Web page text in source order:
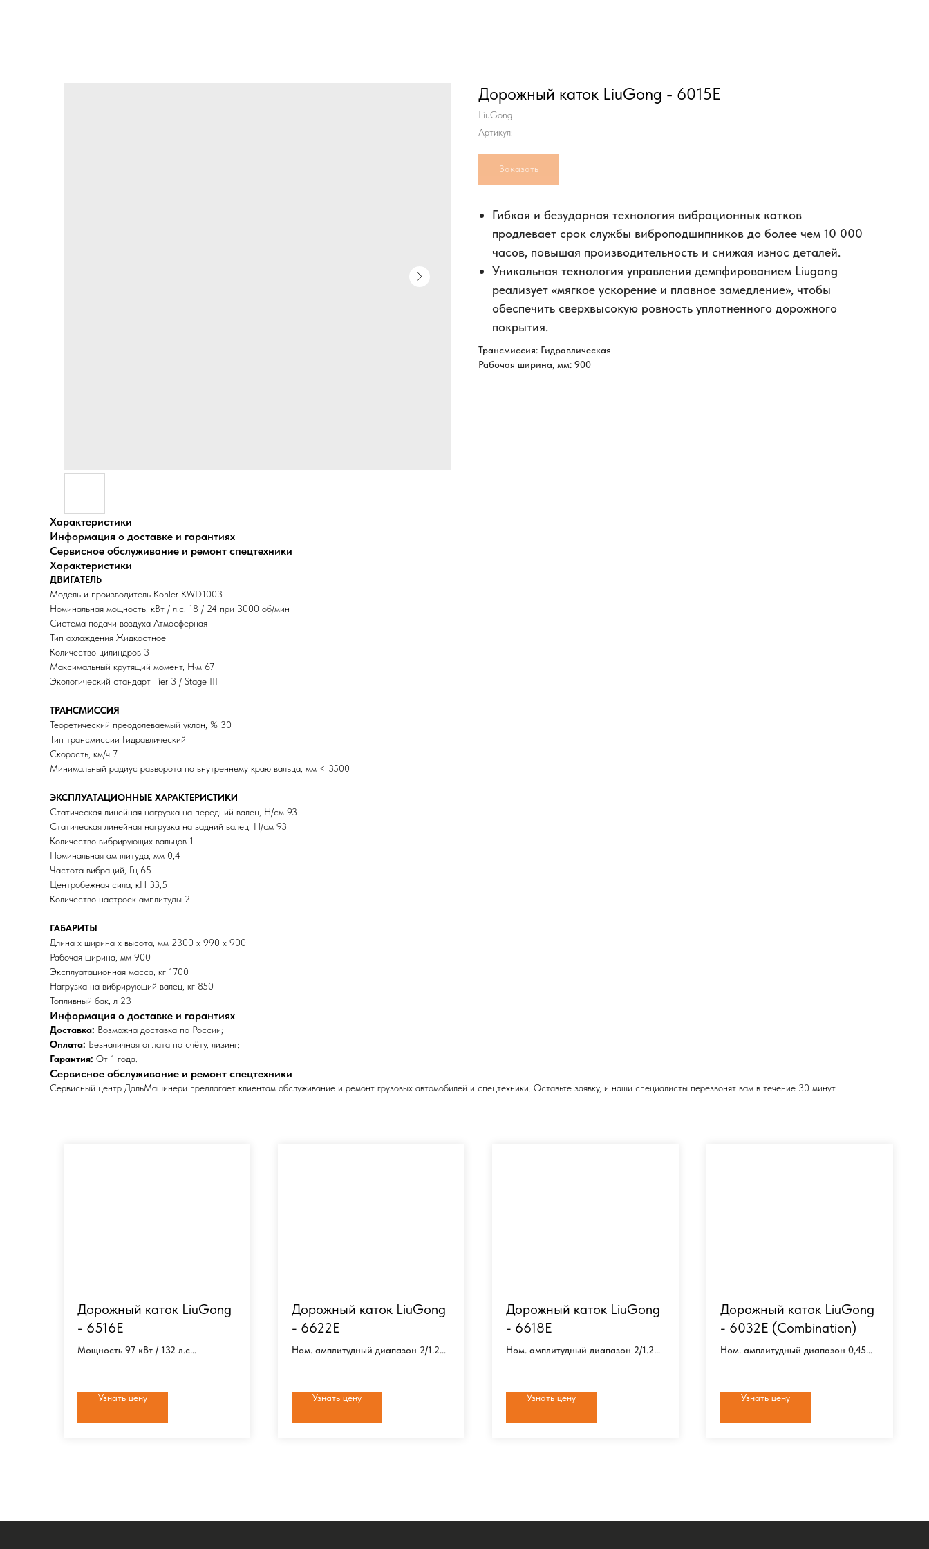
Дорожный каток LiuGong - 6015E
LiuGong
Артикул:
Заказать
Гибкая и безударная технология вибрационных катков
продлевает срок службы виброподшипников до более чем 10 000
часов, повышая производительность и снижая износ деталей.
Уникальная технология управления демпфированием Liugong
реализует «мягкое ускорение и плавное замедление», чтобы
обеспечить сверхвысокую ровность уплотненного дорожного
покрытия.
Трансмиссия: Гидравлическая
Рабочая ширина, мм: 900
Характеристики
Информация о доставке и гарантиях
Сервисное обслуживание и ремонт спецтехники
Характеристики
ДВИГАТЕЛЬ
Модель и производитель Kohler KWD1003
Номинальная мощность, кВт / л.с. 18 / 24 при 3000 об/мин
Система подачи воздуха Атмосферная
Тип охлаждения Жидкостное
Количество цилиндров 3
Максимальный крутящий момент, Н·м 67
Экологический стандарт Tier 3 / Stage III
ТРАНСМИССИЯ
Теоретический преодолеваемый уклон, % 30
Тип трансмиссии Гидравлический
Скорость, км/ч 7
Минимальный радиус разворота по внутреннему краю вальца, мм < 3500
ЭКСПЛУАТАЦИОННЫЕ ХАРАКТЕРИСТИКИ
Статическая линейная нагрузка на передний валец, H/см 93
Статическая линейная нагрузка на задний валец, H/см 93
Количество вибрирующих вальцов 1
Номинальная амплитуда, мм 0,4
Частота вибраций, Гц 65
Центробежная сила, кН 33,5
Количество настроек амплитуды 2
ГАБАРИТЫ
Длина x ширина x высота, мм 2300 x 990 x 900
Рабочая ширина, мм 900
Эксплуатационная масса, кг 1700
Нагрузка на вибрирующий валец, кг 850
Топливный бак, л 23
Информация о доставке и гарантиях
Доставка: Возможна доставка по России;
Оплата: Безналичная оплата по счёту, лизинг;
Гарантия: От 1 года.
Сервисное обслуживание и ремонт спецтехники
Сервисный центр ДальМашинери предлагает клиентам обслуживание и ремонт грузовых автомобилей и спецтехники. Оставьте заявку, и наши специалисты перезвонят вам в течение 30 минут.
Дорожный каток LiuGong
- 6516E
Мощность 97 кВт / 132 л.c
Узнать цену
Дорожный каток LiuGong
- 6622E
Ном. амплитудный диапазон 2/1.2
Экспл. масса 22000 кг
Узнать цену
Дорожный каток LiuGong
- 6618E
Ном. амплитудный диапазон 2/1.2
Экспл. масса 18300 кг
Узнать цену
Дорожный каток LiuGong
- 6032E (Combination)
Ном. амплитудный диапазон 0,45
Экспл. масса 3 200 кг
Узнать цену